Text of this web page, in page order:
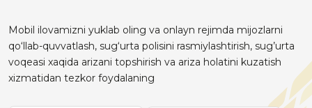
Mobil ilovamizni yuklab oling va onlayn rejimda mijozlarni
qo‘llab-quvvatlash, sug‘urta polisini rasmiylashtirish, sug’urta
voqeasi xaqida arizani topshirish va ariza holatini kuzatish
xizmatidan tezkor foydalaning